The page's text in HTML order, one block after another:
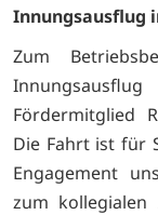
Innungsausflug
Zum
Fördermitglied
Die Fahrt ist für
Engagement
zum